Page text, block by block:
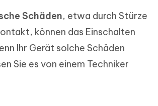
Schäden, etwa durch Stürze
können das Einschalten
Ihr Gerät solche Schäden
Sie es von einem Techniker